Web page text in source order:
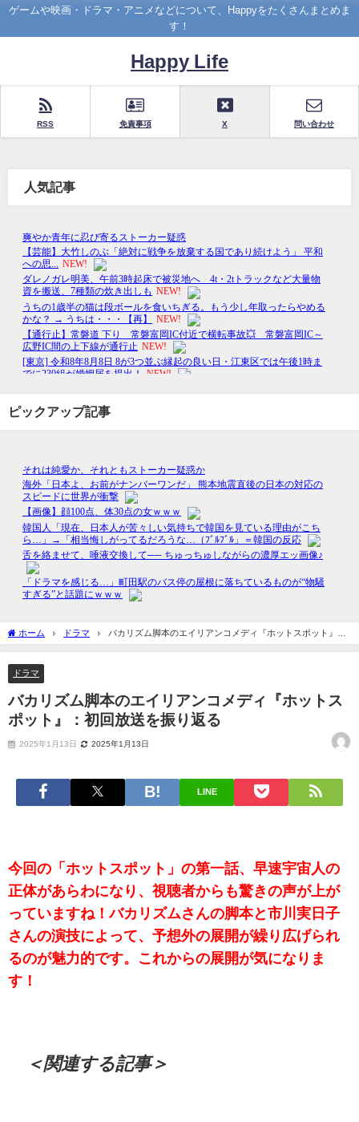
ゲームや映画・ドラマ・アニメなどについて、Happyをたくさんまとめま
す！
Happy Life
RSS 免責事項 X 問い合わせ
人気記事
ピックアップ記事
ホーム ドラマ
バカリズム脚本のエイリアンコメディ『ホットスポット』：
初回放送を振り返る
ドラマ
バカリズム脚本のエイリアンコメディ『ホットス
ポット』：初回放送を振り返る
2025年1月13日 2025年1月13日
LINE
今回の「ホットスポット」の第一話、早速宇宙人の
正体があらわになり、視聴者からも驚きの声が上が
っていますね！バカリズムさんの脚本と市川実日子
さんの演技によって、予想外の展開が繰り広げられ
るのが魅力的です。これからの展開が気になりま
す！
＜関連する記事＞